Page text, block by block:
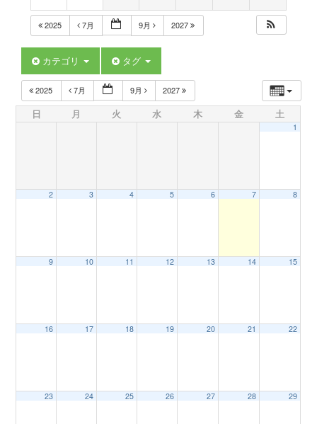
o
2025 7月 9月 2027
カテゴリ タグ
2025 7月 9月 2027
日 月 火 水 木 金 土
1
2 3 4 5 6 7 8
9 10 11 12 13 14 15
16 17 18 19 20 21 22
23 24 25 26 27 28 29